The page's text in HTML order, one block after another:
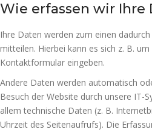
Wie erfassen wir Ihre
Ihre Daten werden zum einen
mitteilen. Hierbei kann es sich z. B.
Kontaktformular eingeben.
Andere Daten werden automatisch
Besuch der Website durch unsere IT-
allem technische Daten (z. B.
Uhrzeit des Seitenaufrufs). Die